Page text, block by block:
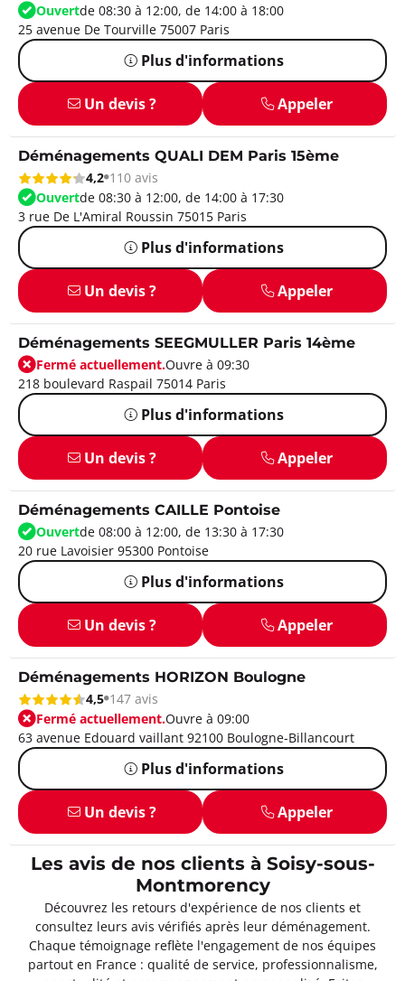
Ouvertde 08:30 à 12:00, de 14:00 à 18:00
25 avenue De Tourville 75007 Paris
Plus d'informations
Un devis ? Appeler
Déménagements QUALI DEM Paris 15ème
4,2 110 avis
Ouvertde 08:30 à 12:00, de 14:00 à 17:30
3 rue De L'Amiral Roussin 75015 Paris
Plus d'informations
Un devis ? Appeler
Déménagements SEEGMULLER Paris 14ème
Fermé actuellement.Ouvre à 09:30
218 boulevard Raspail 75014 Paris
Plus d'informations
Un devis ? Appeler
Déménagements CAILLE Pontoise
Ouvertde 08:00 à 12:00, de 13:30 à 17:30
20 rue Lavoisier 95300 Pontoise
Plus d'informations
Un devis ? Appeler
Déménagements HORIZON Boulogne
4,5 147 avis
Fermé actuellement.Ouvre à 09:00
63 avenue Edouard vaillant 92100 Boulogne-Billancourt
Plus d'informations
Un devis ? Appeler
Les avis de nos clients à Soisy-sous-
Montmorency
Découvrez les retours d'expérience de nos clients et
consultez leurs avis vérifiés après leur déménagement.
Chaque témoignage reflète l'engagement de nos équipes
partout en France : qualité de service, professionnalisme,